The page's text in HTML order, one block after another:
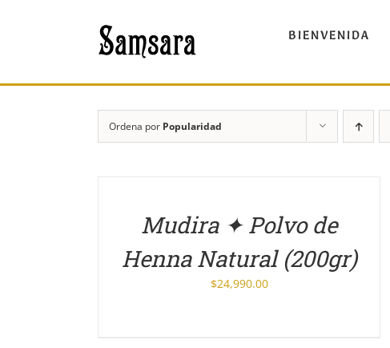
BIENVENIDA
Ordena por Popularidad
Mudira ✦ Polvo de
Henna Natural (200gr)
$24,990.00